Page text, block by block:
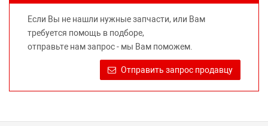
правообладателей указанных товарных знаков.
Требование предоставлять покупателю необходимую и
достоверную информацию о товаре, предлагаемом к
продаже, обеспечивающую возможность их правильного
выбора возложено на продавца (изготовителя) Законом
«О защите прав потребителей».
Если Вы не нашли нужные запчасти, или Вам
требуется помощь в подборе,
отправьте нам запрос - мы Вам поможем.
Отправить запрос продавцу